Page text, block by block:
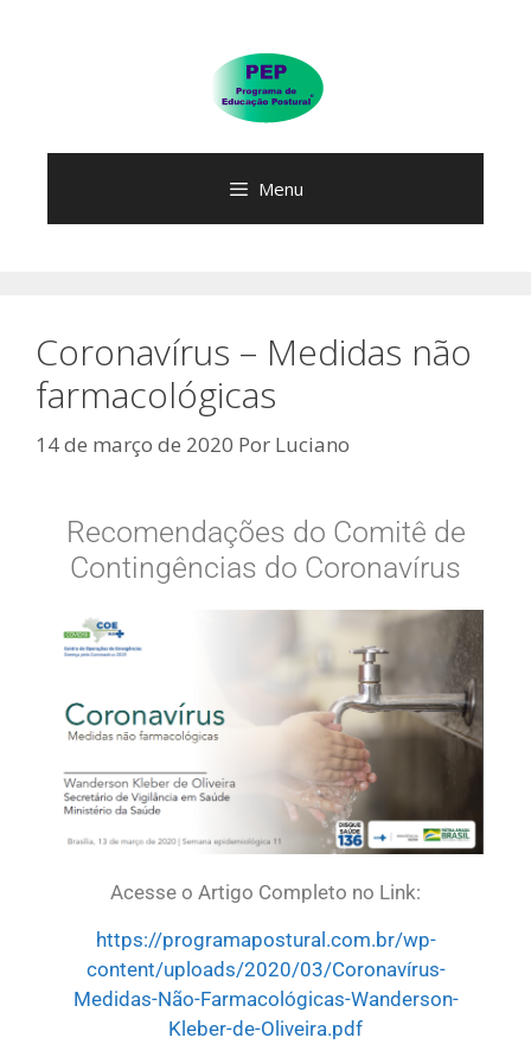
Menu
Coronavírus – Medidas não
farmacológicas
14 de março de 2020 Por Luciano
Recomendações do Comitê de
Contingências do Coronavírus
Acesse o Artigo Completo no Link:
https://programapostural.com.br/wp-
content/uploads/2020/03/Coronavírus-
Medidas-Não-Farmacológicas-Wanderson-
Kleber-de-Oliveira.pdf